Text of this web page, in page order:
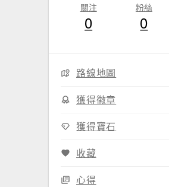
關注
0
粉絲
0
路線地圖
獲得徽章
獲得寶石
收藏
心得